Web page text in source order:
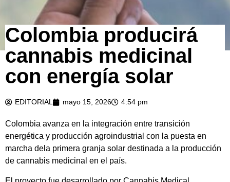
Colombia producirá
cannabis medicinal
con energía solar
EDITORIAL mayo 15, 2026 4:54 pm
Colombia avanza en la integración entre transición
energética y producción agroindustrial con la puesta en
marcha dela primera granja solar destinada a la producción
de cannabis medicinal en el país.